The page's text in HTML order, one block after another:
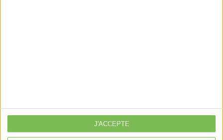
J'ACCEPTE
À la une
Violette la comptable